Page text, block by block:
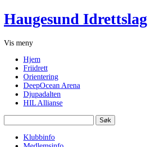
Haugesund Idrettslag
Vis meny
Hjem
Friidrett
Orientering
DeepOcean Arena
Djupadalten
HIL Allianse
etter:
Klubbinfo